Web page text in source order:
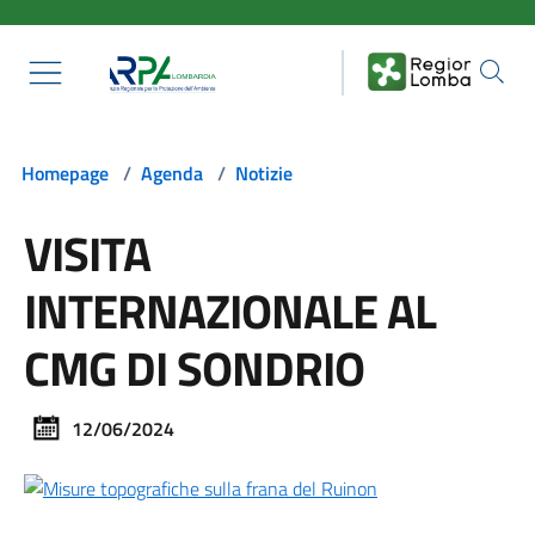
Homepage / Agenda / Notizie
VISITA
INTERNAZIONALE AL
CMG DI SONDRIO
12/06/2024